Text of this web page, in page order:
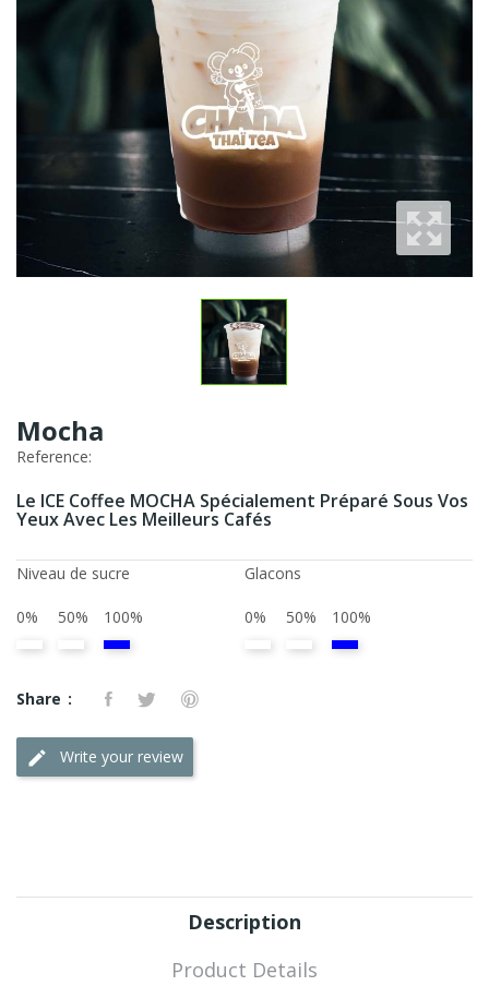
Mocha
Reference:
Le ICE Coffee MOCHA Spécialement Préparé Sous Vos
Yeux Avec Les Meilleurs Cafés
Niveau de sucre
0% 50% 100%
Glacons
0% 50% 100%
Share
Write your review
Description
Product Details